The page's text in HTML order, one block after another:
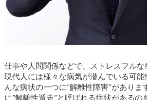
仕事や人間関係などで、ストレスフルな
現代人には様々な病気が潜んでいる可
んな病状の一つに”解離性障害”がありま
に”解離性遁走”と呼ばれる症状があるの